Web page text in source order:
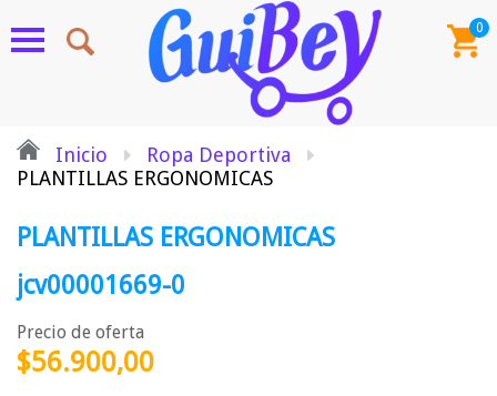
0
Inicio
Ropa Deportiva
PLANTILLAS ERGONOMICAS
PLANTILLAS ERGONOMICAS
jcv00001669-0
Precio de oferta
$56.900,00